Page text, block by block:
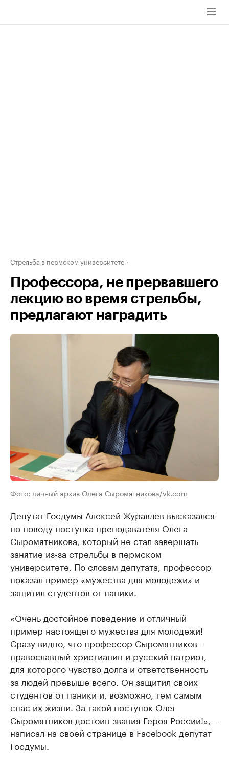
Стрельба в пермском университете
Профессора, не прервавшего
лекцию во время стрельбы,
предлагают наградить
Фото: личный архив Олега Сыромятникова/vk.com
Депутат Госдумы Алексей Журавлев высказался
по поводу поступка преподавателя Олега
Сыромятникова, который не стал завершать
занятие из-за стрельбы в пермском
университете. По словам депутата, профессор
показал пример «мужества для молодежи» и
защитил студентов от паники.
«Очень достойное поведение и отличный
пример настоящего мужества для молодежи!
Сразу видно, что профессор Сыромятников –
православный христианин и русский патриот,
для которого чувство долга и ответственность
за людей превыше всего. Он защитил своих
студентов от паники и, возможно, тем самым
спас их жизни. За такой поступок Олег
Сыромятников достоин звания Героя России!», –
написал на своей странице в Facebook депутат
Госдумы.